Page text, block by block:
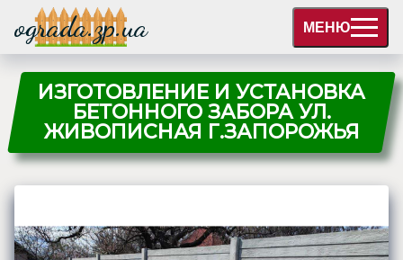
ograda.zp.ua МЕНЮ
ИЗГОТОВЛЕНИЕ И УСТАНОВКА
БЕТОННОГО ЗАБОРА УЛ.
ЖИВОПИСНАЯ Г.ЗАПОРОЖЬЯ